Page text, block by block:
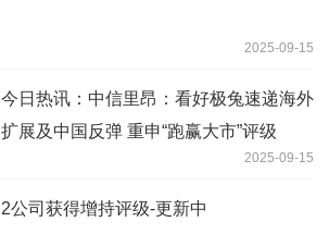
2025-09-15
今日热讯：中信里昂：看好极兔速递海外
扩展及中国反弹 重申“跑赢大市”评级
2025-09-15
2公司获得增持评级-更新中